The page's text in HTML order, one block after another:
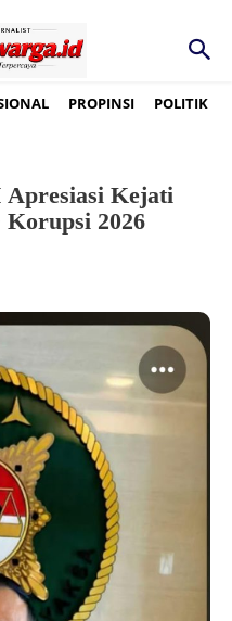
PROPINSI POLITIK
Kejati
Korupsi 2026